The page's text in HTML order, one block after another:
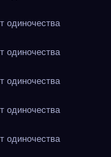
одиночества
одиночества
одиночества
одиночества
одиночества